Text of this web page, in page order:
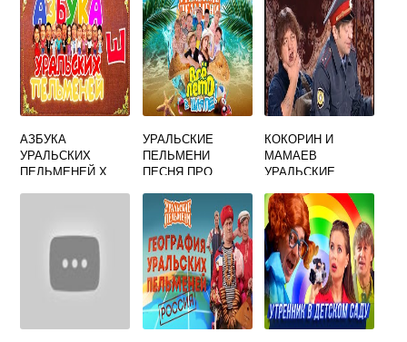
АЗБУКА
УРАЛЬСКИХ
ПЕЛЬМЕНЕЙ Х
УРАЛЬСКИЕ
ПЕЛЬМЕНИ
ПЕСНЯ ПРО
КОКОРИН И
МАМАЕВ
УРАЛЬСКИЕ
ЗОНЕ ВИДЕО